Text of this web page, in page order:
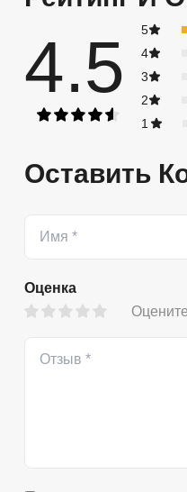
4.5 5
4
3
2
1
Оставить
Оценка